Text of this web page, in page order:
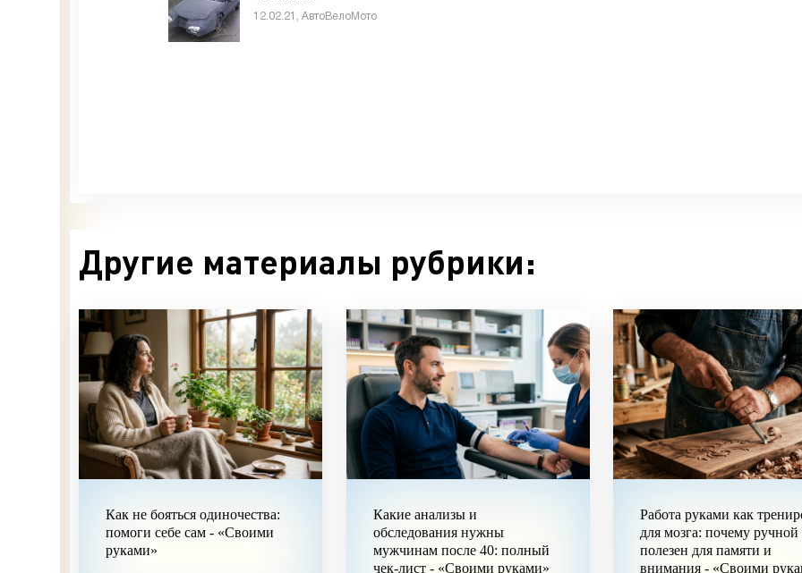
12.02.21, АвтоВелоМото
Другие материалы рубрики:
Как не бояться одиночества:
помоги себе сам - «Своими
руками»
Какие анализы и
обследования нужны
мужчинам после 40: полный
чек-лист - «Своими руками»
Работа руками как
для мозга: почему ручной
полезен для памяти и
внимания - «Своими